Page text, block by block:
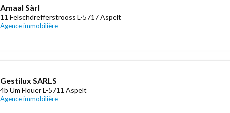
Amaal Sàrl
11 Fëlschdrefferstrooss L-5717 Aspelt
Agence immobilière
Gestilux SARLS
4b Um Flouer L-5711 Aspelt
Agence immobilière